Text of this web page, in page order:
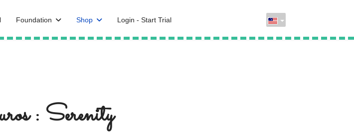
Foundation Shop Login - Start Trial
: Serenity